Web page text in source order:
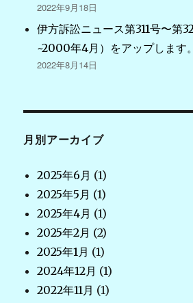
2022年9月18日
伊方訴訟ニュース第311号〜第
~2000年4月）をアップします。
2022年8月14日
月別アーカイブ
2025年6月 (1)
2025年5月 (1)
2025年4月 (1)
2025年2月 (2)
2025年1月 (1)
2024年12月 (1)
2022年11月 (1)